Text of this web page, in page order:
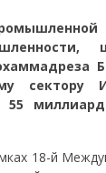
сектору
55
18-й